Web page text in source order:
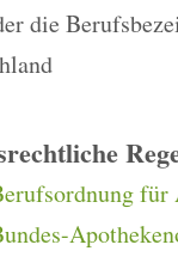
die
für